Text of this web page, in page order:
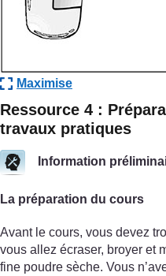
Maximise
Ressource 4 :
travaux pratiques
Information
La préparation du cours
Avant le cours, vous devez
vous allez écraser, broyer et
fine poudre sèche. Vous